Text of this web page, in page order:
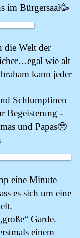
im Bürgersaal🥳
die Welt der
wie alt
kann jeder
Schlumpfinen
Begeisterung -
und Papas🥹
eine Minute
es sich um eine
Garde.
einem